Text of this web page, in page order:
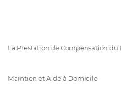
La Prestation de Compensation du
Maintien et Aide à Domicile